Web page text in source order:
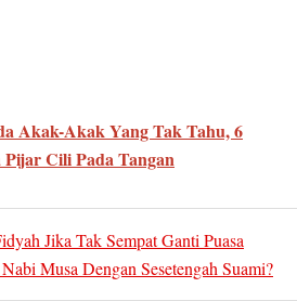
Akak-Akak Yang Tak Tahu, 6
Cili Pada Tangan
Jika Tak Sempat Ganti Puasa
Musa Dengan Sesetengah Suami?